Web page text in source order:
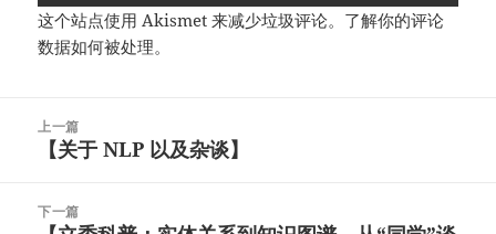
这个站点使用 Akismet 来减少垃圾评论。 了解你的评论
数据如何被处理。
上一篇
上
文
章：
【关于 NLP 以及杂谈】
下一篇